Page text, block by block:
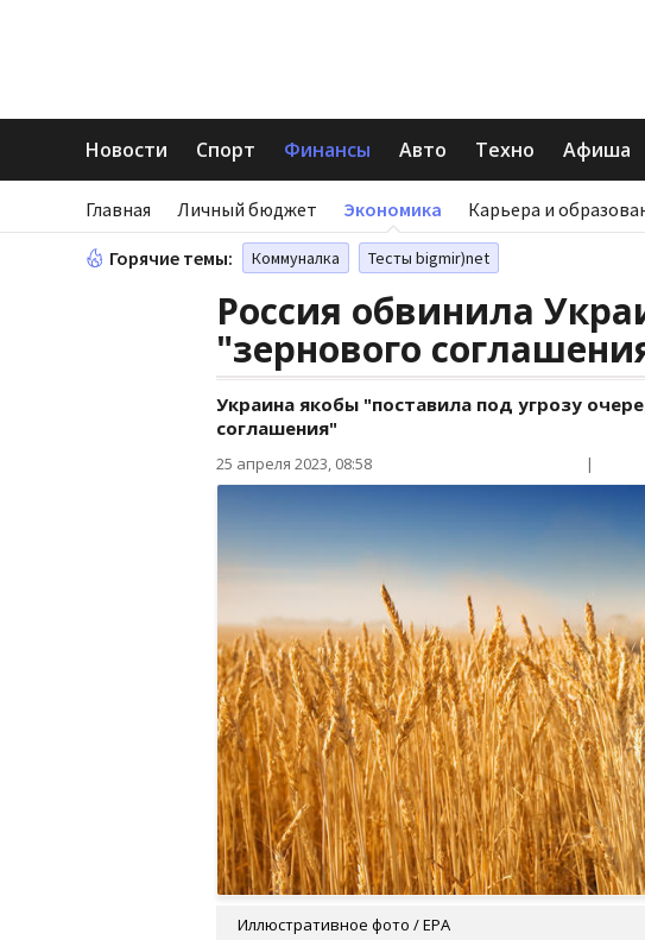
Новости Спорт Финансы Авто Техно Афиша
Главная Личный бюджет Экономика Карьера и
Горячие темы: Коммуналка Тесты bigmir)net
Россия обвинила
"зернового
Украина якобы "поставила под угрозу
соглашения"
25 апреля 2023, 08:58 |
Иллюстративное фото / EPA